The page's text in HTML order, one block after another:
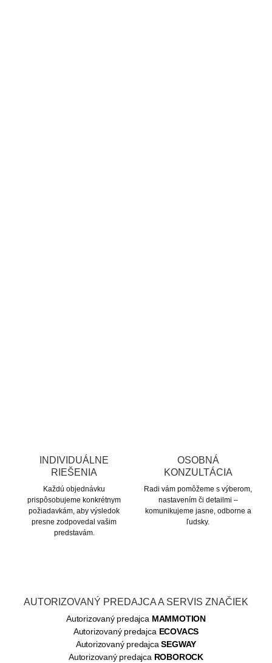
INDIVIDUÁLNE
RIEŠENIA
Každú objednávku
prispôsobujeme konkrétnym
požiadavkám, aby výsledok
presne zodpovedal vašim
predstavám.
OSOBNÁ
KONZULTÁCIA
Radi vám pomôžeme s výberom,
nastavením či detailmi –
komunikujeme jasne, odborne a
ľudsky.
AUTORIZOVANÝ PREDAJCA A SERVIS ZNAČIEK
Autorizovaný predajca MAMMOTION
Autorizovaný predajca ECOVACS
Autorizovaný predajcaSEGWAY
Autorizovaný predajca ROBOROCK